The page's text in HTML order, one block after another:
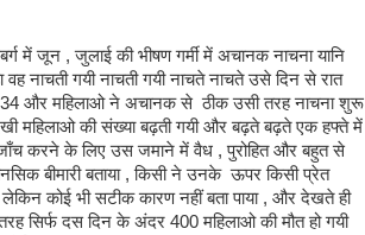
में जून , जुलाई की भीषण गर्मी में अचानक नाचना यानि
नाचती गयी नाचती गयी नाचते नाचते उसे दिन से रात
और महिलाओ ने अचानक से ठीक उसी तरह नाचना शुरू
महिलाओ की संख्या बढ़ती गयी और बढ़ते बढ़ते एक हफ्ते में
करने के लिए उस जमाने में वैध , पुरोहित और बहुत से
बीमारी बताया , किसी ने उनके ऊपर किसी प्रेत
कोई भी सटीक कारण नहीं बता पाया , और देखते ही
सिर्फ दस दिन के अंदर 400 महिलाओ की मौत हो गयी